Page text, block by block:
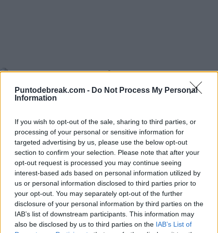
Puntodebreak.com - Do Not Process My Personal
Information
If you wish to opt-out of the sale, sharing to third parties, or
processing of your personal or sensitive information for
targeted advertising by us, please use the below opt-out
section to confirm your selection. Please note that after your
opt-out request is processed you may continue seeing
interest-based ads based on personal information utilized by
us or personal information disclosed to third parties prior to
your opt-out. You may separately opt-out of the further
disclosure of your personal information by third parties on the
IAB’s list of downstream participants. This information may
also be disclosed by us to third parties on the IAB’s List of
Diego Jiménez Rubio- 30 janv. 2026
Alcaraz dépasse Borg et est déjà le
le plus de victoires en Grand
Chelems avant ses 23 ans
Andrés Tomás Rico - 27 janv. 2026